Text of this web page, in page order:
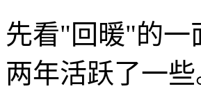
先看"回暖"的一
两年活跃了一些